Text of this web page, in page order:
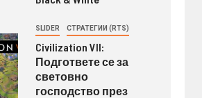
SLIDER СТРАТЕГИИ (RTS)
Civilization VII:
Подгответе се за
световно
господство през